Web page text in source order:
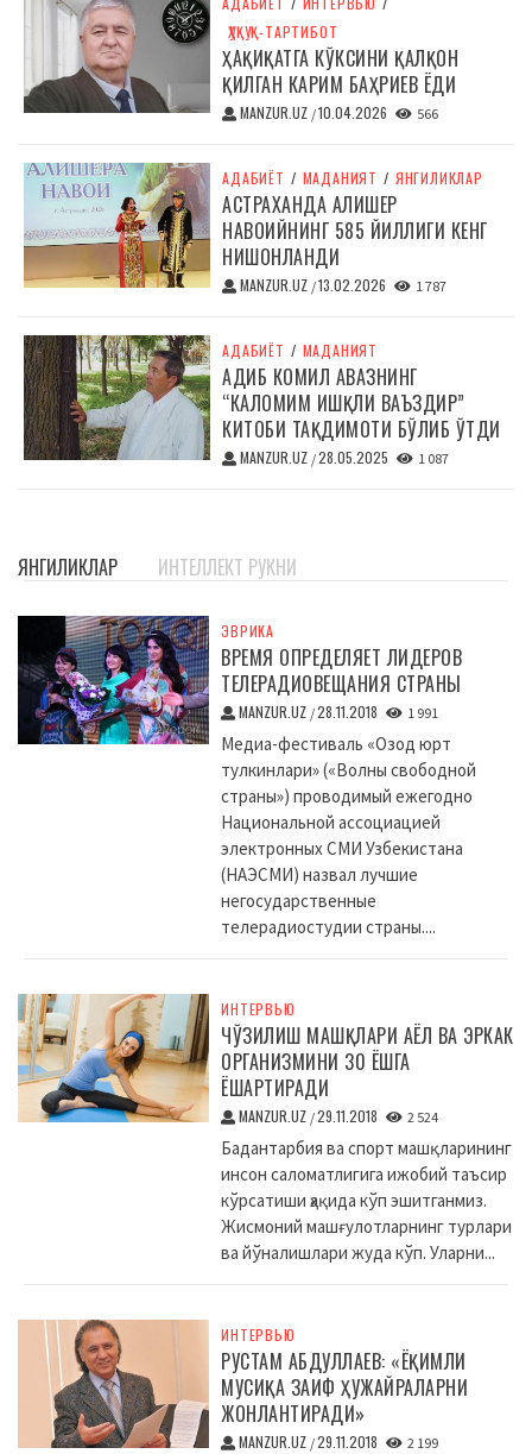
ҲУҚУҚ-ТАРТИБОТ
ҲАҚИҚАТГА КЎКСИНИ ҚАЛҚОН
ҚИЛГАН КАРИМ БАҲРИЕВ ЁДИ
MANZUR.UZ /10.04.2026 566
АДАБИЁТ / МАДАНИЯТ / ЯНГИЛИКЛАР
АСТРАХАНДА АЛИШЕР
НАВОИЙНИНГ 585 ЙИЛЛИГИ КЕНГ
НИШОНЛАНДИ
MANZUR.UZ /13.02.2026 1 787
АДАБИЁТ / МАДАНИЯТ
АДИБ КОМИЛ АВАЗНИНГ
“КАЛОМИМ ИШҚЛИ ВАЪЗДИР”
КИТОБИ ТАҚДИМОТИ БЎЛИБ ЎТДИ
MANZUR.UZ /28.05.2025 1 087
ЯНГИЛИКЛАР ИНТЕЛЛЕКТ РУКНИ
ЭВРИКА
ВРЕМЯ ОПРЕДЕЛЯЕТ ЛИДЕРОВ
ТЕЛЕРАДИОВЕЩАНИЯ СТРАНЫ
MANZUR.UZ /28.11.2018 1 991
Медиа-фестиваль «Озод юрт
тулкинлари» («Волны свободной
страны») проводимый ежегодно
Национальной ассоциацией
электронных СМИ Узбекистана
(НАЭСМИ) назвал лучшие
негосударственные
телерадиостудии страны....
ИНТЕРВЬЮ
ЧЎЗИЛИШ МАШҚЛАРИ АЁЛ ВА ЭРКАК
ОРГАНИЗМИНИ 30 ЁШГА
ЁШАРТИРАДИ
MANZUR.UZ /29.11.2018 2 524
Бадантарбия ва спорт машқларининг
инсон саломатлигига ижобий таъсир
кўрсатиши ҳақида кўп эшитганмиз.
Жисмоний машғулотларнинг турлари
ва йўналишлари жуда кўп. Уларни...
ИНТЕРВЬЮ
РУСТАМ АБДУЛЛАЕВ: «ЁҚИМЛИ
МУСИҚА ЗАИФ ҲУЖАЙРАЛАРНИ
ЖОНЛАНТИРАДИ»
MANZUR.UZ /29.11.2018 2 199